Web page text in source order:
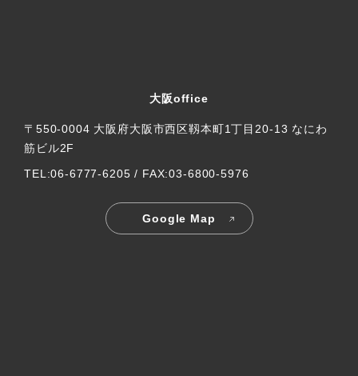
大阪office
〒550-0004 大阪府大阪市西区靱本町1丁目20-13 なにわ
筋ビル2F
TEL:06-6777-6205 / FAX:03-6800-5976
Google Map